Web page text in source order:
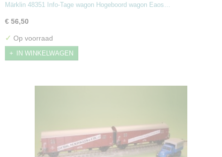
beladen met hout
Märklin 48351 Info-Tage wagon Hogeboord wagon Eaos…
€ 56,50
✓ Op voorraad
IN WINKELWAGEN